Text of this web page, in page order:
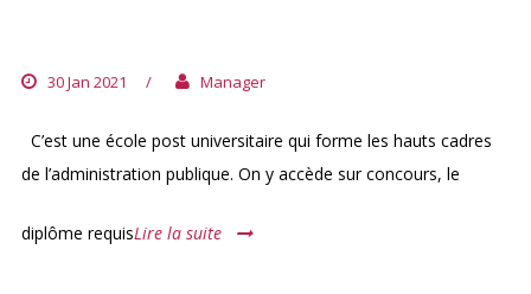
30 Jan 2021 / Manager
C’est une école post universitaire qui forme les hauts cadres
de l’administration publique. On y accède sur concours, le
diplôme requisLire la suite